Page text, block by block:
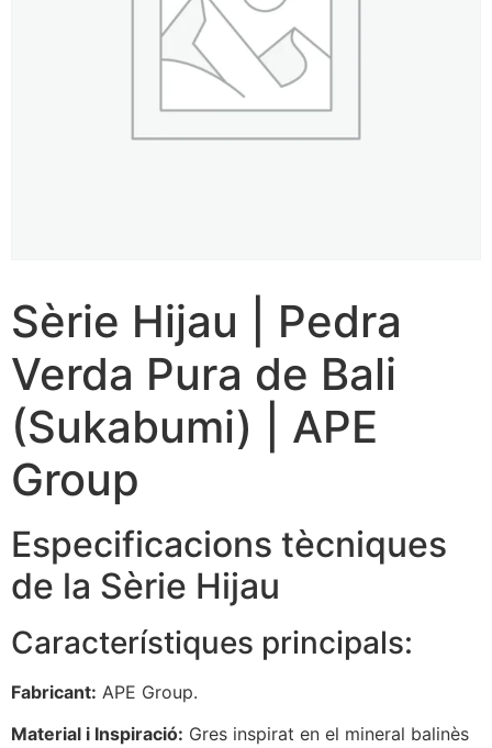
Sèrie Hijau | Pedra
Verda Pura de Bali
(Sukabumi) | APE
Group
Especificacions tècniques
de la Sèrie Hijau
Característiques principals:
Fabricant: APE Group.
Material i Inspiració: Gres inspirat en el mineral balinès